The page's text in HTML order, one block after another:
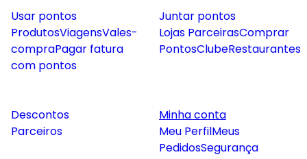
Usar pontos
ProdutosViagensVales-
compraPagar fatura
com pontos
Juntar pontos
Lojas ParceirasComprar
PontosClubeRestaurantes
Descontos
Parceiros
Minha conta
Meu PerfilMeus
PedidosSegurança